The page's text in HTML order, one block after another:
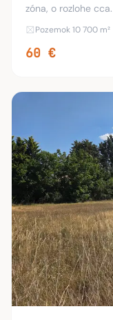
zóna, o rozlohe
Pozemok 10 700 m²
60 €